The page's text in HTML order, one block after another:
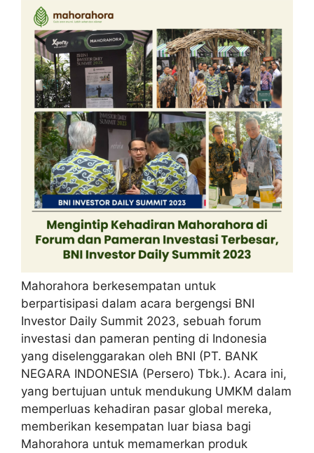
Mahorahora berkesempatan untuk
berpartisipasi dalam acara bergengsi BNI
Investor Daily Summit 2023, sebuah forum
investasi dan pameran penting di Indonesia
yang diselenggarakan oleh BNI (PT. BANK
NEGARA INDONESIA (Persero) Tbk.). Acara ini,
yang bertujuan untuk mendukung UMKM dalam
memperluas kehadiran pasar global mereka,
memberikan kesempatan luar biasa bagi
Mahorahora untuk memamerkan produk